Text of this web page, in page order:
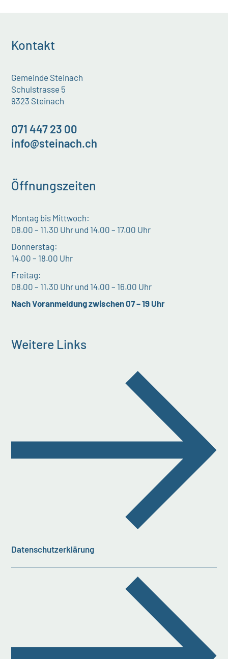
Kontakt
Gemeinde Steinach
Schulstrasse 5
9323 Steinach
071 447 23 00
info@steinach.ch
Öffnungszeiten
Montag bis Mittwoch:
08.00 – 11.30 Uhr und 14.00 – 17.00 Uhr
Donnerstag:
14.00 – 18.00 Uhr
Freitag:
08.00 – 11.30 Uhr und 14.00 – 16.00 Uhr
Nach Voranmeldung zwischen 07 – 19 Uhr
Weitere Links
Datenschutzerklärung